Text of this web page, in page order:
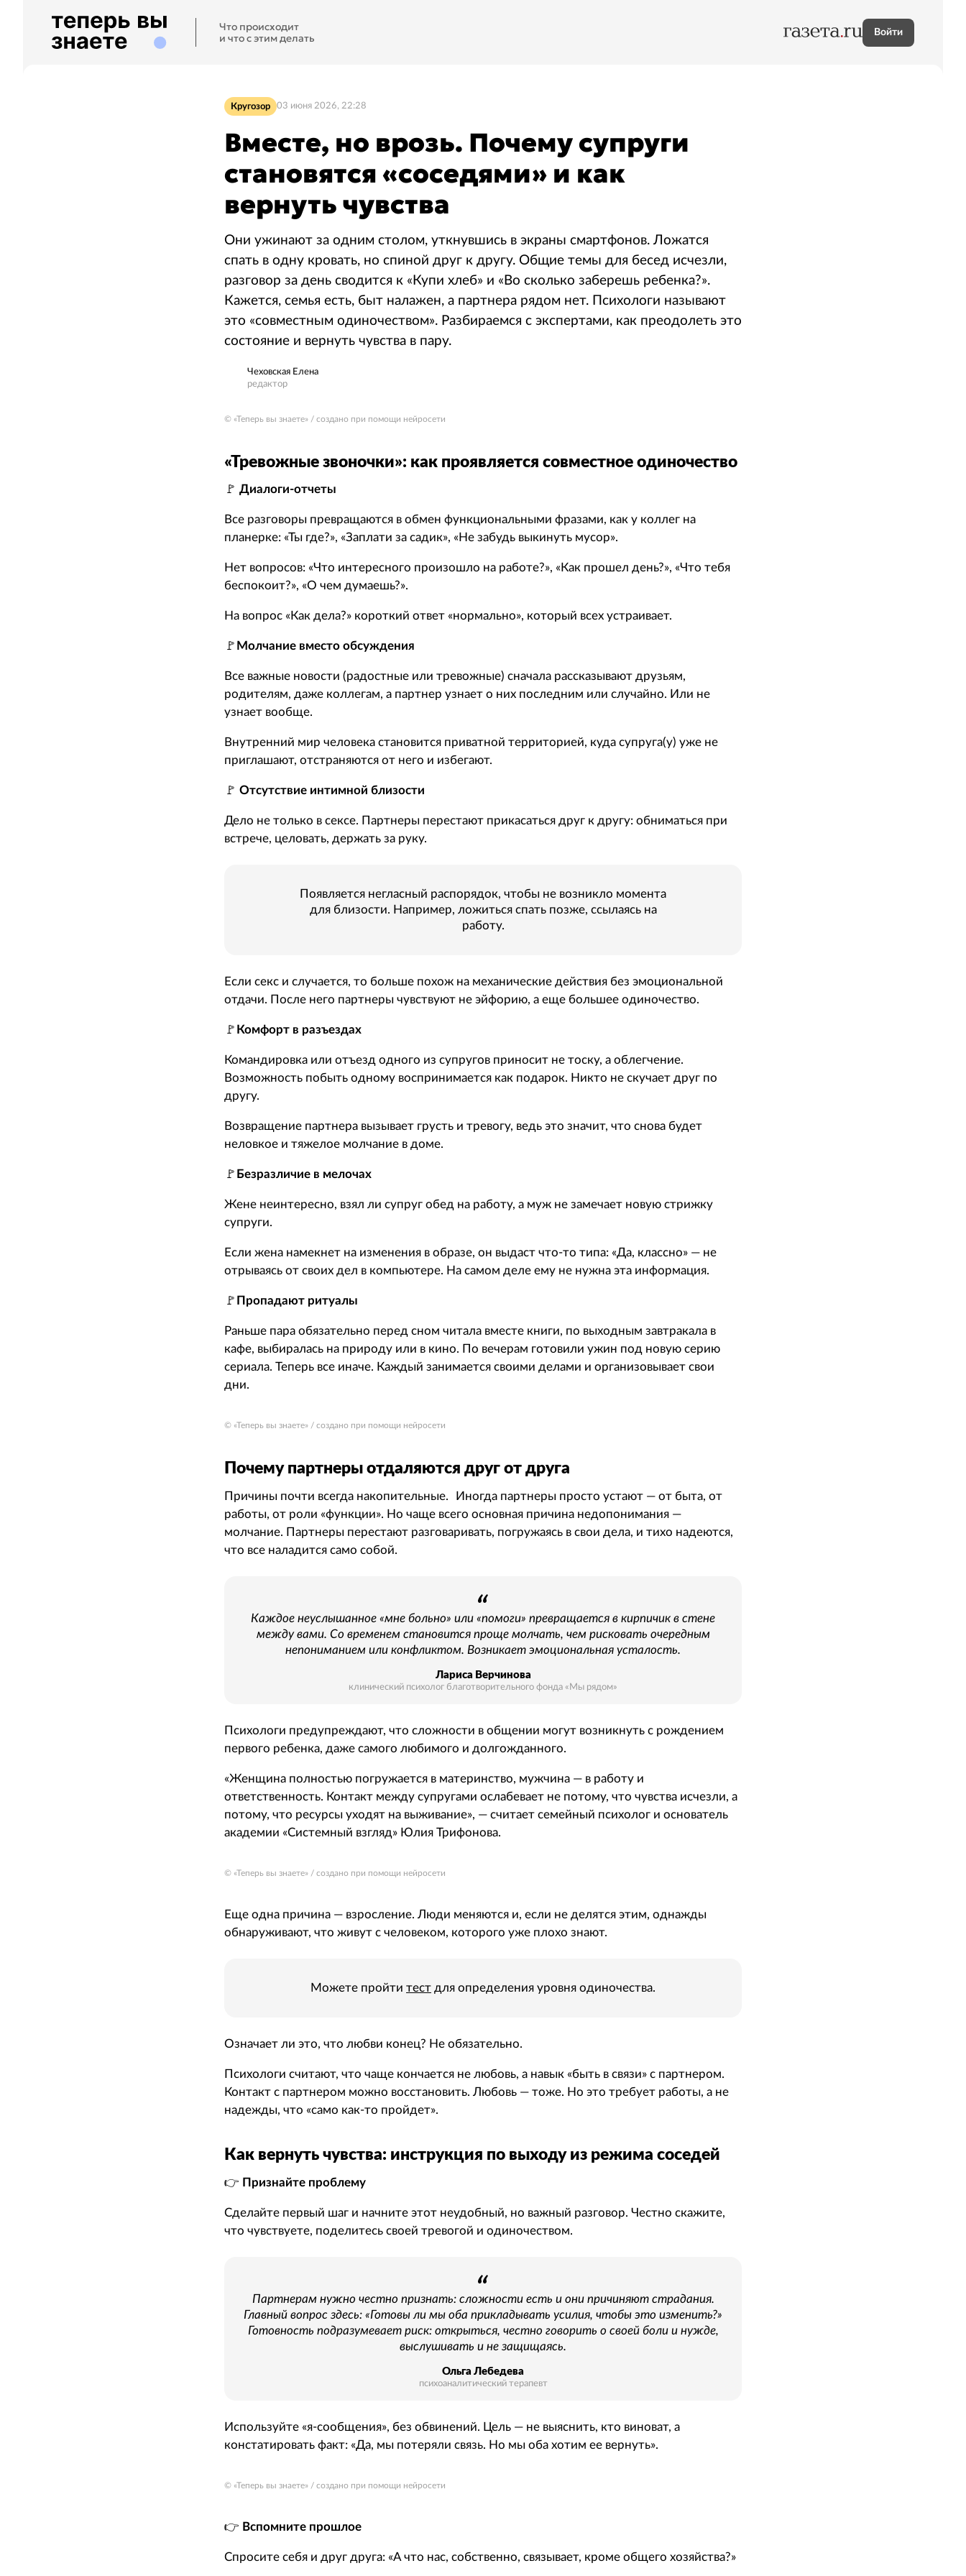
Что происходит
и что с этим делать
Войти
Кругозор 03 июня 2026, 22:28
Вместе, но врозь. Почему супруги
становятся «соседями» и как
вернуть чувства
Они ужинают за одним столом, уткнувшись в экраны смартфонов. Ложатся
спать в одну кровать, но спиной друг к другу. Общие темы для бесед исчезли,
разговор за день сводится к «Купи хлеб» и «Во сколько заберешь ребенка?».
Кажется, семья есть, быт налажен, а партнера рядом нет. Психологи называют
это «совместным одиночеством». Разбираемся с экспертами, как преодолеть это
состояние и вернуть чувства в пару.
Чеховская Елена
редактор
© «Теперь вы знаете» / создано при помощи нейросети
«Тревожные звоночки»: как проявляется совместное одиночество
🚩 Диалоги-отчеты
Все разговоры превращаются в обмен функциональными фразами, как у коллег на
планерке: «Ты где?», «Заплати за садик», «Не забудь выкинуть мусор».
Нет вопросов: «Что интересного произошло на работе?», «Как прошел день?», «Что тебя
беспокоит?», «О чем думаешь?».
На вопрос «Как дела?» короткий ответ «нормально», который всех устраивает.
🚩 Молчание вместо обсуждения
Все важные новости (радостные или тревожные) сначала рассказывают друзьям,
родителям, даже коллегам, а партнер узнает о них последним или случайно. Или не
узнает вообще.
Внутренний мир человека становится приватной территорией, куда супруга(у) уже не
приглашают, отстраняются от него и избегают.
🚩 Отсутствие интимной близости
Дело не только в сексе. Партнеры перестают прикасаться друг к другу: обниматься при
встрече, целовать, держать за руку.
Появляется негласный распорядок, чтобы не возникло момента
для близости. Например, ложиться спать позже, ссылаясь на
работу.
Если секс и случается, то больше похож на механические действия без эмоциональной
отдачи. После него партнеры чувствуют не эйфорию, а еще большее одиночество.
🚩 Комфорт в разъездах
Командировка или отъезд одного из супругов приносит не тоску, а облегчение.
Возможность побыть одному воспринимается как подарок. Никто не скучает друг по
другу.
Возвращение партнера вызывает грусть и тревогу, ведь это значит, что снова будет
неловкое и тяжелое молчание в доме.
🚩 Безразличие в мелочах
Жене неинтересно, взял ли супруг обед на работу, а муж не замечает новую стрижку
супруги.
Если жена намекнет на изменения в образе, он выдаст что-то типа: «Да, классно» — не
отрываясь от своих дел в компьютере. На самом деле ему не нужна эта информация.
🚩 Пропадают ритуалы
Раньше пара обязательно перед сном читала вместе книги, по выходным завтракала в
кафе, выбиралась на природу или в кино. По вечерам готовили ужин под новую серию
сериала. Теперь все иначе. Каждый занимается своими делами и организовывает свои
дни.
© «Теперь вы знаете» / создано при помощи нейросети
Почему партнеры отдаляются друг от друга
Причины почти всегда накопительные. Иногда партнеры просто устают — от быта, от
работы, от роли «функции». Но чаще всего основная причина недопонимания —
молчание. Партнеры перестают разговаривать, погружаясь в свои дела, и тихо надеются,
что все наладится само собой.
Каждое неуслышанное «мне больно» или «помоги» превращается в кирпичик в стене
между вами. Со временем становится проще молчать, чем рисковать очередным
непониманием или конфликтом. Возникает эмоциональная усталость.
Лариса Верчинова
клинический психолог благотворительного фонда «Мы рядом»
Психологи предупреждают, что сложности в общении могут возникнуть с рождением
первого ребенка, даже самого любимого и долгожданного.
«Женщина полностью погружается в материнство, мужчина — в работу и
ответственность. Контакт между супругами ослабевает не потому, что чувства исчезли, а
потому, что ресурсы уходят на выживание», — считает семейный психолог и основатель
академии «Системный взгляд» Юлия Трифонова.
© «Теперь вы знаете» / создано при помощи нейросети
Еще одна причина — взросление. Люди меняются и, если не делятся этим, однажды
обнаруживают, что живут с человеком, которого уже плохо знают.
Можете пройти тест для определения уровня одиночества.
Означает ли это, что любви конец? Не обязательно.
Психологи считают, что чаще кончается не любовь, а навык «быть в связи» с партнером.
Контакт с партнером можно восстановить. Любовь — тоже. Но это требует работы, а не
надежды, что «само как-то пройдет».
Как вернуть чувства: инструкция по выходу из режима соседей
👉 Признайте проблему
Сделайте первый шаг и начните этот неудобный, но важный разговор. Честно скажите,
что чувствуете, поделитесь своей тревогой и одиночеством.
Партнерам нужно честно признать: сложности есть и они причиняют страдания.
Главный вопрос здесь: «Готовы ли мы оба прикладывать усилия, чтобы это изменить?»
Готовность подразумевает риск: открыться, честно говорить о своей боли и нужде,
выслушивать и не защищаясь.
Ольга Лебедева
психоаналитический терапевт
Используйте «я-сообщения», без обвинений. Цель — не выяснить, кто виноват, а
констатировать факт: «Да, мы потеряли связь. Но мы оба хотим ее вернуть».
© «Теперь вы знаете» / создано при помощи нейросети
👉 Вспомните прошлое
Спросите себя и друг друга: «А что нас, собственно, связывает, кроме общего хозяйства?»